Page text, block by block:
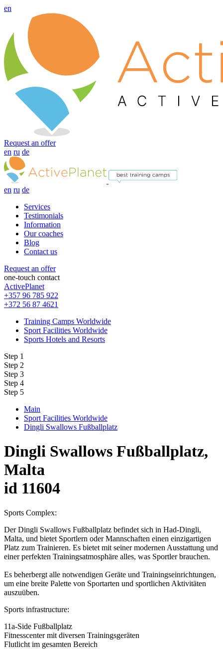
en
Request an offer
en ru de
en ru de
Services
Testimonials
Information
Our coaches
Blog
Contact us
Request an offer
one-touch contact
ActivePlanet
+357 96 785 922
+372 56 87 4621
Training Camps Worldwide
Sport Facilities Worldwide
Sports Hotels and Resorts
Step 1
Step 2
Step 3
Step 4
Step 5
Main
Sport Facilities Worldwide
Dingli Swallows Fußballplatz
Dingli Swallows Fußballplatz,
Malta
id 11604
Sports Complex:
Der Dingli Swallows Fußballplatz befindet sich in Had-Dingli,
Malta, und bietet Sportlern oder Mannschaften einen einzigartigen
Platz zum Trainieren. Es bietet mit seiner modernen Ausstattung und
einer perfekten Trainingsatmosphäre alles, was Sportler brauchen.
Es beherbergt alle notwendigen Geräte und Trainingseinrichtungen,
um eine breite Palette von Sportarten und sportlichen Aktivitäten
auszuüben.
Sports infrastructure:
11a-Side Fußballplatz
Fitnesscenter mit diversen Trainingsgeräten
Flutlicht im gesamten Bereich